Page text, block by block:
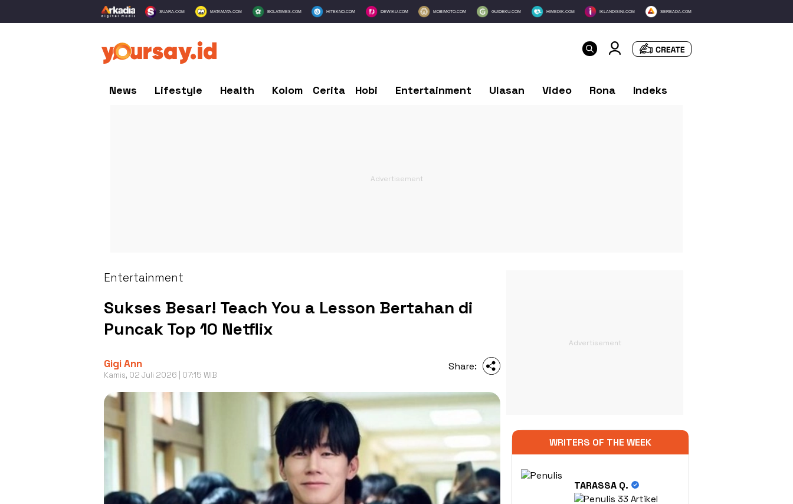
SUARA.COM MATAMATA.COM BOLATIMES.COM HITEKNO.COM DEWIKU.COM MOBIMOTO.COM GUIDEKU.COM HIMEDIK.COM IKLANDISINI.COM SERBADA.COM
News Lifestyle Health Kolom Cerita Hobi Entertainment Ulasan Video Rona Indeks
Entertainment
Sukses Besar! Teach You a Lesson Bertahan di
Puncak Top 10 Netflix
Gigi Ann
Kamis, 02 Juli 2026 | 07:15 WIB
Share:
WRITERS OF THE WEEK
TARASSA Q.
33 Artikel